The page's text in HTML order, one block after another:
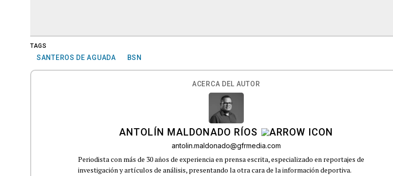
TAGS
SANTEROS DE AGUADA BSN
ACERCA DEL AUTOR
ANTOLÍN MALDONADO RÍOS
antolin.maldonado@gfrmedia.com
Periodista con más de 30 años de experiencia en prensa escrita, especializado en reportajes de
investigación y artículos de análisis, presentando la otra cara de la información deportiva.